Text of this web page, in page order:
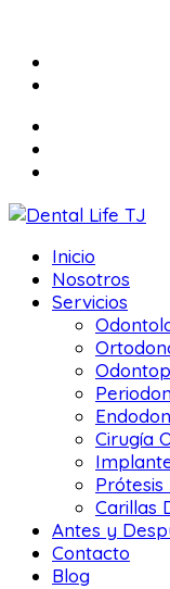
Inicio
Nosotros
Servicios
Cirugía
Prótesis
Carillas
Antes y
Contacto
Blog